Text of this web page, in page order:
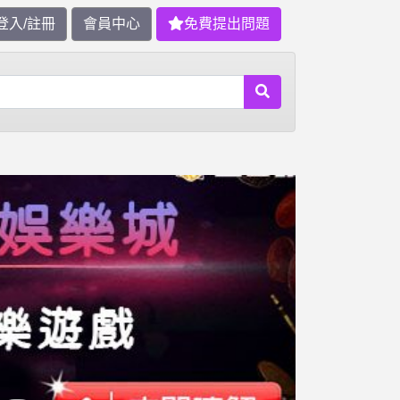
入/註冊 會員中心 免費提出問題